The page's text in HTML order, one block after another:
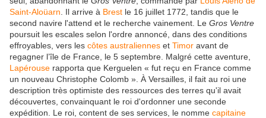
Saint-Aloüarn . Il arrive à Brest le 16 juillet 1772 , tandis que le
second navire l'attend et le recherche vainement. Le Gros Ventre
poursuit les escales selon l'ordre annoncé, dans des conditions
effroyables, vers les côtes australiennes et Timor avant de
regagner l’île de France, le 5 septembre . Malgré cette aventure,
Lapérouse rapporta que Kerguelen « fut reçu en France comme
un nouveau Christophe Colomb ». À Versailles, il fait au roi une
description très optimiste des ressources des terres qu'il avait
découvertes, convainquant le roi d'ordonner une seconde
expédition. Le roi, content de ses services, le nomme capitaine